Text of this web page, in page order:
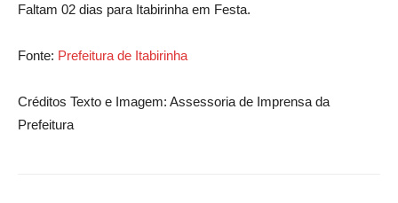
Faltam 02 dias para Itabirinha em Festa.
Fonte: Prefeitura de Itabirinha
Créditos Texto e Imagem: Assessoria de Imprensa da
Prefeitura